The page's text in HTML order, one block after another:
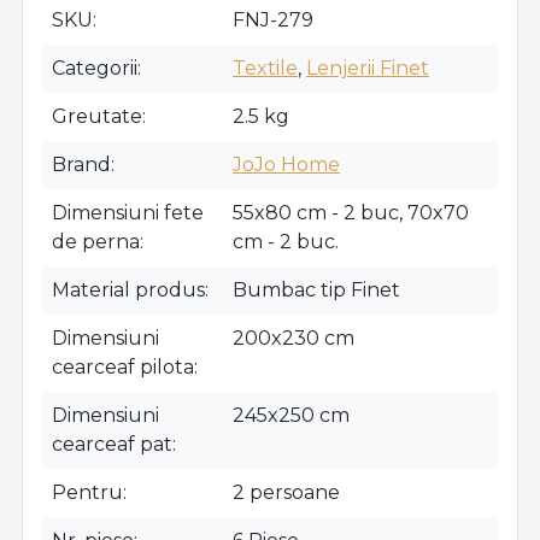
SKU FNJ-279
Categorii Textile, Lenjerii Finet
Greutate 2.5 kg
Brand JoJo Home
Dimensiuni fete
de perna
55x80 cm - 2 buc, 70x70
cm - 2 buc.
Material produs Bumbac tip Finet
Dimensiuni
cearceaf pilota
200x230 cm
Dimensiuni
cearceaf pat
245x250 cm
Pentru 2 persoane